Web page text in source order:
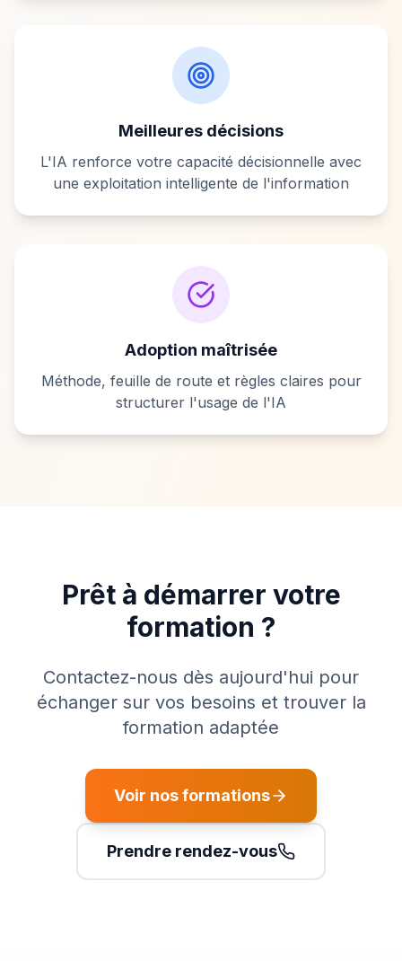
Meilleures décisions
L'IA renforce votre capacité décisionnelle avec
une exploitation intelligente de l'information
Adoption maîtrisée
Méthode, feuille de route et règles claires pour
structurer l'usage de l'IA
Prêt à démarrer votre
formation ?
Contactez-nous dès aujourd'hui pour
échanger sur vos besoins et trouver la
formation adaptée
Voir nos formations
Prendre rendez-vous